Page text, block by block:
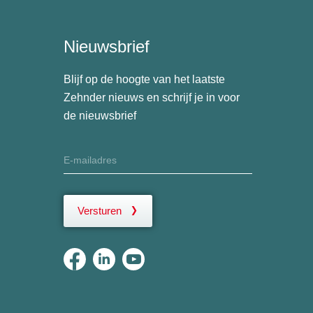
Nieuwsbrief
Blijf op de hoogte van het laatste
Zehnder nieuws en schrijf je in voor
de nieuwsbrief
Versturen